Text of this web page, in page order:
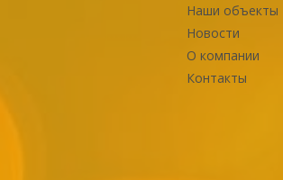
Наши объекты
Новости
О компании
Контакты